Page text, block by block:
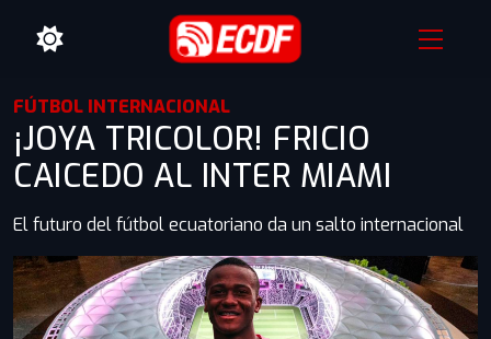
FÚTBOL INTERNACIONAL
¡JOYA TRICOLOR! FRICIO
CAICEDO AL INTER MIAMI
El futuro del fútbol ecuatoriano da un salto internacional